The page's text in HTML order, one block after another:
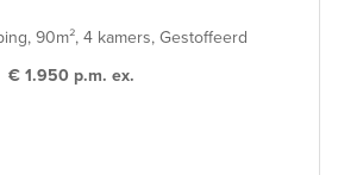
90m², 4 kamers, Gestoffeerd
€ 1.950 p.m. ex.